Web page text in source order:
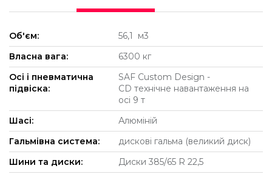
Об'єм:
56,1 м3
Власна вага:
6300 кг
Осі і пневматична
підвіска:
SAF Custom Design -
CD технічне навантаження на
осі 9 т
Шасі:
Алюміній
Гальмівна система:
дискові гальма (великий диск)
Шини та диски:
Диски 385/65 R 22,5